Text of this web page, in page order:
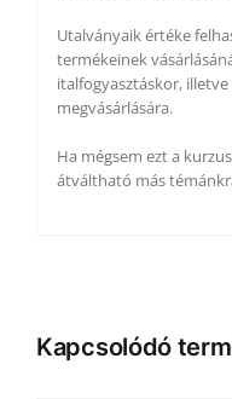
Utalványaik értéke
termékeinek
italfogyasztáskor, illetve
megvásárlására.
Ha mégsem ezt a
átváltható más
Kapcsolódó